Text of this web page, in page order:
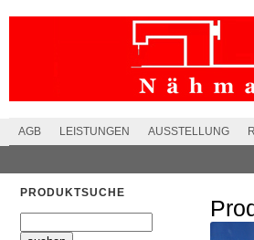
AGB LEISTUNGEN AUSSTELLUNG
PRODUKTSUCHE